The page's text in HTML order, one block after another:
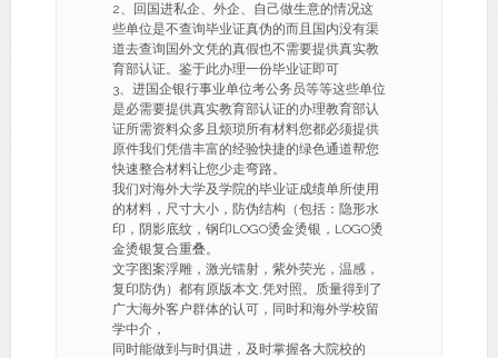
2、回国进私企、外企、自己做生意的情况这
些单位是不查询毕业证真伪的而且国内没有渠
道去查询国外文凭的真假也不需要提供真实教
育部认证。鉴于此办理一份毕业证即可
3、进国企银行事业单位考公务员等等这些单位
是必需要提供真实教育部认证的办理教育部认
证所需资料众多且烦琐所有材料您都必须提供
原件我们凭借丰富的经验快捷的绿色通道帮您
快速整合材料让您少走弯路。
我们对海外大学及学院的毕业证成绩单所使用
的材料，尺寸大小，防伪结构（包括：隐形水
印，阴影底纹，钢印LOGO烫金烫银，LOGO烫
金烫银复合重叠。
文字图案浮雕，激光镭射，紫外荧光，温感，
复印防伪）都有原版本文,凭对照。质量得到了
广大海外客户群体的认可，同时和海外学校留
学中介，
同时能做到与时俱进，及时掌握各大院校的